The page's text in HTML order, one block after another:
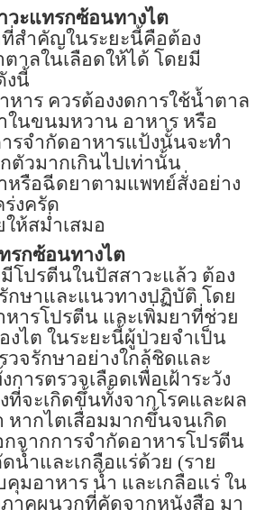
วะแทรกซ้อนทางไต
สำคัญในระยะนี้คือต้อง
าลในเลือดให้ได้ โดยมี
งนี้
หาร ควรต้องงดการใช้น้ำตาล
ในขนมหวาน อาหาร หรือ
รจำกัดอาหารแป้งนั้นจะทำ
วมากเกินไปเท่านั้น
หรือฉีดยาตามแพทย์สั่งอย่าง
ร่งครัด
ห้สม่ำเสมอ
รกซ้อนทางไต
โปรตีนในปัสสาวะแล้ว ต้อง
กษาและแนวทางปฏิบัติ โดย
หารโปรตีน และเพิ่มยาที่ช่วย
งไต ในระยะนี้ผู้ป่วยจำเป็น
วจรักษาอย่างใกล้ชิดและ
การตรวจเลือดเพื่อเฝ้าระวัง
ที่จะเกิดขึ้นทั้งจากโรคและผล
หากไตเสื่อมมากขึ้นจนเกิด
จากการจำกัดอาหารโปรตีน
น้ำและเกลือแร่ด้วย (ราย
คุมอาหาร น้ำ และเกลือแร่ ใน
าคผนวกที่คัดจากหนังสือ มา